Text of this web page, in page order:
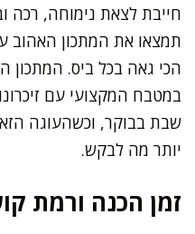
חייבת לצאת נימוחה, רכה
תמצאו את המתכון האהוב
הכי גאה בכל ביס. המתכון
במטבח המקצועי עם
שבת בבוקר, וכשהעוגה
יותר מה לבקש.
זמן הכנה ורמת